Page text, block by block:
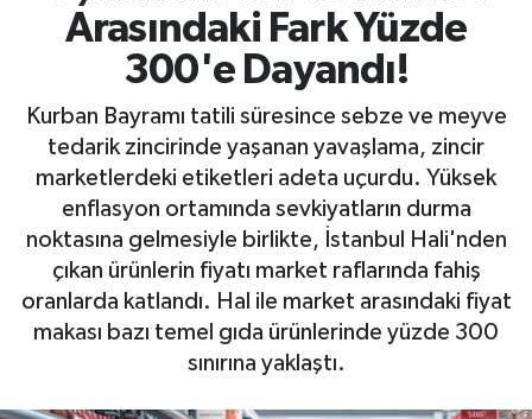
Arasındaki Fark Yüzde
300'e Dayandı!
Kurban Bayramı tatili süresince sebze ve meyve
tedarik zincirinde yaşanan yavaşlama, zincir
marketlerdeki etiketleri adeta uçurdu. Yüksek
enflasyon ortamında sevkiyatların durma
noktasına gelmesiyle birlikte, İstanbul Hali'nden
çıkan ürünlerin fiyatı market raflarında fahiş
oranlarda katlandı. Hal ile market arasındaki fiyat
makası bazı temel gıda ürünlerinde yüzde 300
sınırına yaklaştı.